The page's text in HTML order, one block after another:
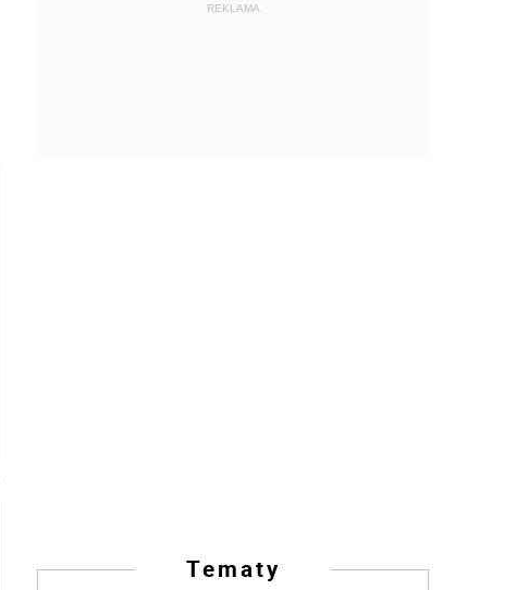
REKLAMA
Tematy